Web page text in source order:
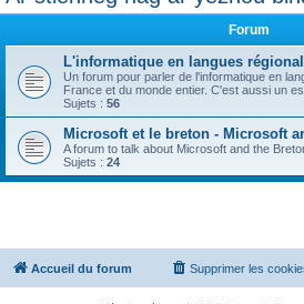
Forum
L'informatique en langues
Un forum pour parler de l'informatique en
France et du monde entier. C'est aussi un
Sujets : 56
Microsoft et le breton - Microsoft
A forum to talk about Microsoft and the
Sujets : 24
Accueil du forum Supprimer les